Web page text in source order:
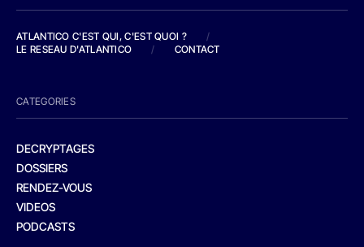
ATLANTICO C'EST QUI, C'EST QUOI ?
/
LE RESEAU D'ATLANTICO
/ CONTACT
CATEGORIES
DECRYPTAGES
DOSSIERS
RENDEZ-VOUS
VIDEOS
PODCASTS